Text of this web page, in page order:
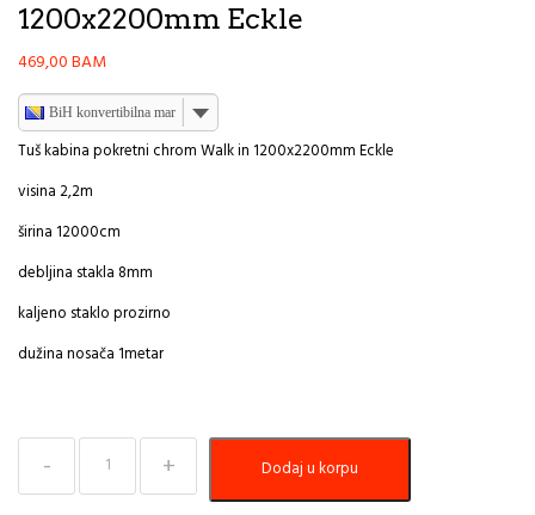
1200x2200mm Eckle
469,00BAM
BiH konvertibilna marka
Tuš kabina pokretni chrom Walk in 1200x2200mm Eckle
visina 2,2m
širina 12000cm
debljina stakla 8mm
kaljeno staklo prozirno
dužina nosača 1metar
Tuš
kabina
hrom
Dodaj u korpu